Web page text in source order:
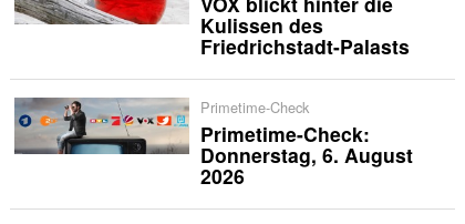
Kulissen des
Friedrichstadt-Palasts
Primetime-Check
Primetime-Check:
Donnerstag, 6. August
2026